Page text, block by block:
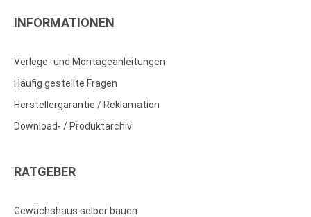
INFORMATIONEN
Verlege- und Montageanleitungen
Häufig gestellte Fragen
Herstellergarantie / Reklamation
Download- / Produktarchiv
RATGEBER
Gewächshaus selber bauen